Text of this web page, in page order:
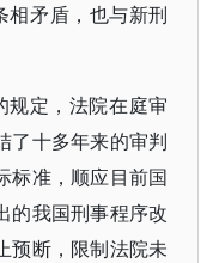
相矛盾，也与新刑
规定，法院在庭审
了十多年来的审判
标准，顺应目前国
的我国刑事程序改
预断，限制法院未